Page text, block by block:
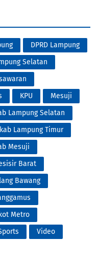
DPRD Lampung
Selatan
KPU
Mesuji
Lampung Selatan
Lampung Timur
Mesuji
Barat
Bawang
Metro
Video